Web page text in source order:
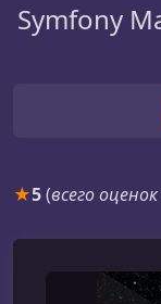
Symfony
★5(всего оценок